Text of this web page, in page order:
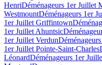
HenriDéménageurs 1er Juillet
WestmountDéménageurs 1er
1er Juillet Griffintown
1er Juillet Ahuntsic
1er Juillet Verdun
1er Juillet Pointe-Saint-Charles
LéonardDéménageurs 1er